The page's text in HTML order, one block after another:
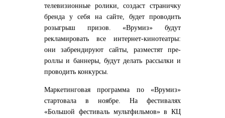
телевизионные ролики, создаст страничку
бренда у себя на сайте, будет проводить
розыгрыш призов. «Врумиз» будут
рекламировать все интернет-кинотеатры:
они забрендируют сайты, разместят пре-
роллы и баннеры, будут делать рассылки и
проводить конкурсы.
Маркетинговая программа по «Врумиз»
стартовала в ноябре. На фестивалях
«Большой фестиваль мультфильмов» в КЦ